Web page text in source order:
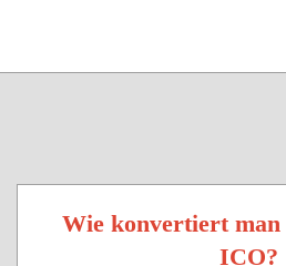
Wie konvertiert
ICO?